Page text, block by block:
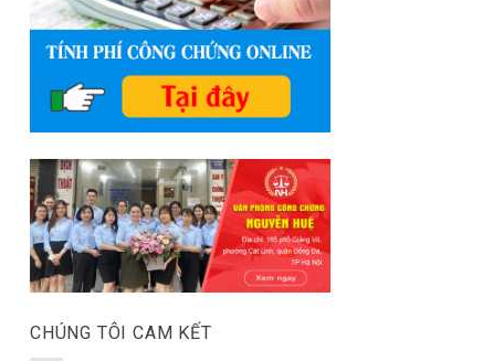
CHÚNG TÔI CAM KẾT